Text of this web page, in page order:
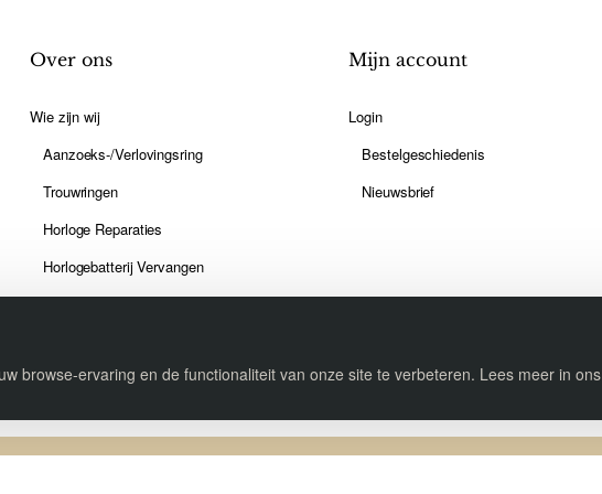
browse-ervaring en de functionaliteit van onze site te verbeteren. Lees meer in ons
Over ons
Wie zijn wij
Aanzoeks-/Verlovingsring
Trouwringen
Horloge Reparaties
Horlogebatterij Vervangen
Oorgaatjes Prikken
Mijn account
Login
Bestelgeschiedenis
Nieuwsbrief